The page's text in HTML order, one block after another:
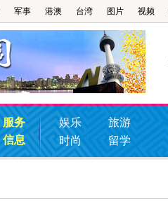
军事 港澳 台湾 图片 视频
服务
信息
娱乐
旅游
时尚
留学